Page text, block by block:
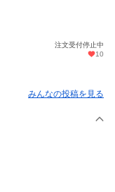
注文受付停止中
10
みんなの投稿を見る